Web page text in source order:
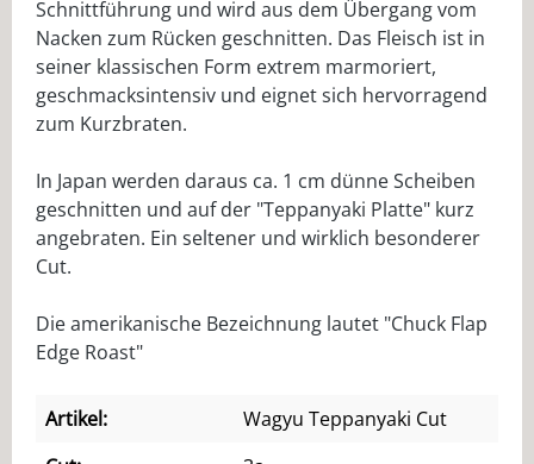
Schnittführung und wird aus dem Übergang vom
Nacken zum Rücken geschnitten. Das Fleisch ist in
seiner klassischen Form extrem marmoriert,
geschmacksintensiv und eignet sich hervorragend
zum Kurzbraten.
In Japan werden daraus ca. 1 cm dünne Scheiben
geschnitten und auf der "Teppanyaki Platte" kurz
angebraten. Ein seltener und wirklich besonderer
Cut.
Die amerikanische Bezeichnung lautet "Chuck Flap
Edge Roast"
Artikel:
Wagyu Teppanyaki Cut